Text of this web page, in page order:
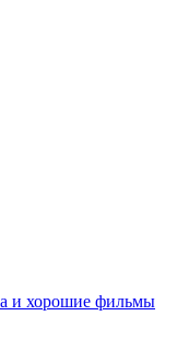
и хорошие фильмы